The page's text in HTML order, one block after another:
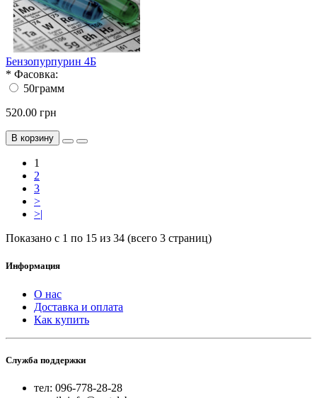
Бензопурпурин 4Б
* Фасовка:
50грамм
520.00 грн
В корзину
1
2
3
>
>|
Показано с 1 по 15 из 34 (всего 3 страниц)
Информация
О нас
Доставка и оплата
Как купить
Служба поддержки
тел: 096-778-28-28